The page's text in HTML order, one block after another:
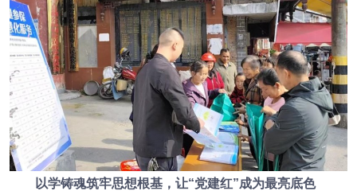
以学铸魂筑牢思想根基，让“党建红”成为最亮底色